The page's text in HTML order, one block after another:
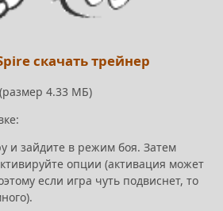
скачать трейнер
(размер 4.33 МБ)
и зайдите в режим боя. Затем
опции (активация может
если игра чуть подвиснет, то